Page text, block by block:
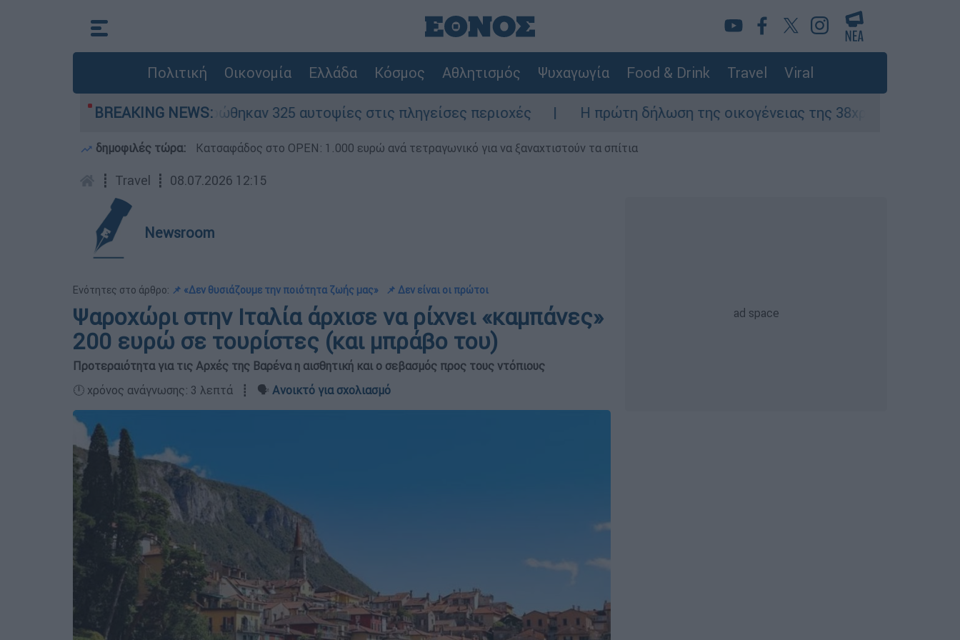
Πολιτική Οικονομία Ελλάδα Κόσμος Αθλητισμός Ψυχαγωγία Food & Drink Travel Viral
BREAKING NEWS:
- Ολοκληρώθηκαν 325 αυτοψίες στις πληγείσες περιοχές Η πρώτη δήλωση της οικογένειας της 38χρονης Βρετανίδας που
δημοφιλές τώρα: Κατσαφάδος στο OPEN: 1.000 ευρώ ανά τετραγωνικό για να ξαναχτιστούν τα σπίτια
┋ Travel ┋ 08.07.2026 12:15
Newsroom
Ενότητες στο άρθρο: 📌 «Δεν θυσιάζουμε την ποιότητα ζωής μας» 📌 Δεν είναι οι πρώτοι
Ψαροχώρι στην Ιταλία άρχισε να ρίχνει «καμπάνες»
200 ευρώ σε τουρίστες (και μπράβο του)
Προτεραιότητα για τις Αρχές της Βαρένα η αισθητική και ο σεβασμός προς τους ντόπιους
🕛 χρόνος ανάγνωσης: 3 λεπτά ┋ 🗣️ Ανοικτό για σχολιασμό